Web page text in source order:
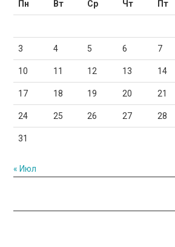
Пн
Вт Ср Чт Пт
3 4 5 6 7
10 11 12 13 14
17 18 19 20 21
24 25 26 27 28
31
« Июл